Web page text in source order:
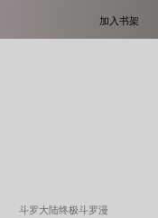
加入书架
斗罗大陆终极斗罗漫